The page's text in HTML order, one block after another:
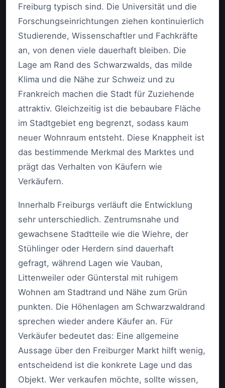
Freiburg typisch sind. Die Universität und die
Forschungseinrichtungen ziehen kontinuierlich
Studierende, Wissenschaftler und Fachkräfte
an, von denen viele dauerhaft bleiben. Die
Lage am Rand des Schwarzwalds, das milde
Klima und die Nähe zur Schweiz und zu
Frankreich machen die Stadt für Zuziehende
attraktiv. Gleichzeitig ist die bebaubare Fläche
im Stadtgebiet eng begrenzt, sodass kaum
neuer Wohnraum entsteht. Diese Knappheit ist
das bestimmende Merkmal des Marktes und
prägt das Verhalten von Käufern wie
Verkäufern.
Innerhalb Freiburgs verläuft die Entwicklung
sehr unterschiedlich. Zentrumsnahe und
gewachsene Stadtteile wie die Wiehre, der
Stühlinger oder Herdern sind dauerhaft
gefragt, während Lagen wie Vauban,
Littenweiler oder Günterstal mit ruhigem
Wohnen am Stadtrand und Nähe zum Grün
punkten. Die Höhenlagen am Schwarzwaldrand
sprechen wieder andere Käufer an. Für
Verkäufer bedeutet das: Eine allgemeine
Aussage über den Freiburger Markt hilft wenig,
entscheidend ist die konkrete Lage und das
Objekt. Wer verkaufen möchte, sollte wissen,